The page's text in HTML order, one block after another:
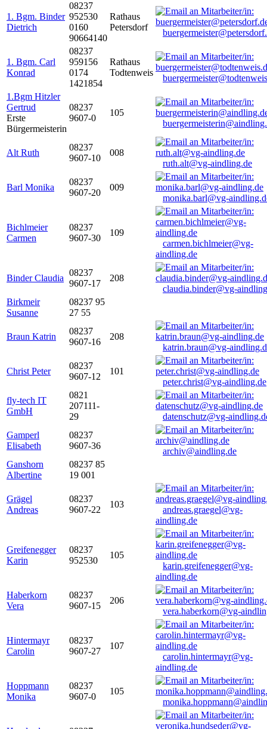
1. Bgm. Binder
Dietrich
08237
952530
0160
90664140
Rathaus
Petersdorf
1. Bgm. Carl
Konrad
08237
959156
0174
1421854
Rathaus
Todtenweis
1.Bgm Hitzler
Gertrud
Erste
Bürgermeisterin
08237
9607-0
105
Alt Ruth
08237
9607-10
008
ruth.alt@vg-aindling.de
Barl Monika
08237
9607-20
009
monika.barl@vg-
Bichlmeier
Carmen
08237
9607-30
109
carmen.bichlmeier@vg-
aindling.de
Binder Claudia
08237
9607-17
208
claudia.binder@vg-
Birkmeir
Susanne
08237 95
27 55
Braun Katrin
08237
9607-16
208
katrin.braun@vg-
Christ Peter
08237
9607-12
101
peter.christ@vg-aindling.de
fly-tech IT
GmbH
0821
207111-
29
datenschutz@vg-
Gamperl
Elisabeth
08237
9607-36
archiv@aindling.de
Ganshorn
Albertine
08237 85
19 001
Grägel
Andreas
08237
9607-22
103
andreas.graegel@vg-
aindling.de
Greifenegger
Karin
08237
952530
105
karin.greifenegger@vg-
aindling.de
Haberkorn
Vera
08237
9607-15
206
vera.haberkorn@vg-
Hintermayr
Carolin
08237
9607-27
107
carolin.hintermayr@vg-
aindling.de
Hoppmann
Monika
08237
9607-0
105